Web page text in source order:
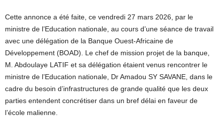
Cette annonce a été faite, ce vendredi 27 mars 2026, par le
ministre de l’Education nationale, au cours d’une séance de travail
avec une délégation de la Banque Ouest-Africaine de
Développement (BOAD). Le chef de mission projet de la banque,
M. Abdoulaye LATIF et sa délégation étaient venus rencontrer le
ministre de l’Education nationale, Dr Amadou SY SAVANE, dans le
cadre du besoin d’infrastructures de grande qualité que les deux
parties entendent concrétiser dans un bref délai en faveur de
l’école malienne.